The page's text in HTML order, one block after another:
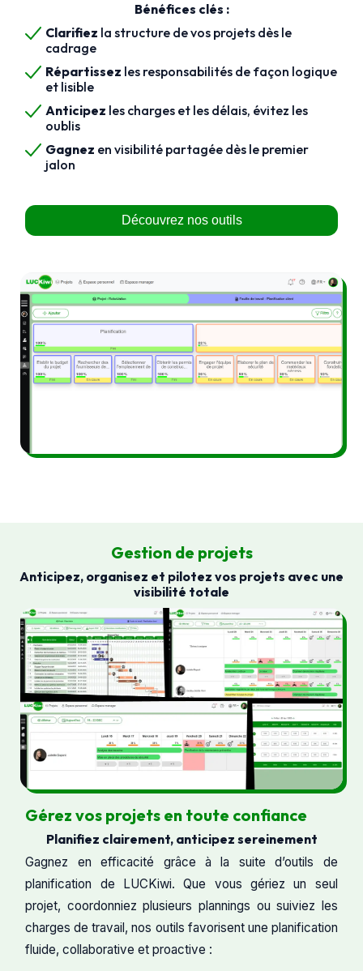
Bénéfices clés :
Clarifiez la structure de vos projets dès le
cadrage
Répartissez les responsabilités de façon logique
et lisible
Anticipez les charges et les délais, évitez les
oublis
Gagnez en visibilité partagée dès le premier
jalon
Découvrez nos outils
Gestion de projets
Anticipez, organisez et pilotez vos projets avec une
visibilité totale
Gérez vos projets en toute confiance
Planifiez clairement, anticipez sereinement
Gagnez en efficacité grâce à la suite d’outils de
planification de LUCKiwi. Que vous gériez un seul
projet, coordonniez plusieurs plannings ou suiviez les
charges de travail, nos outils favorisent une planification
fluide, collaborative et proactive :